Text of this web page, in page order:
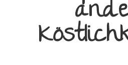
Anfahrt
Kontakt
Olivenöl